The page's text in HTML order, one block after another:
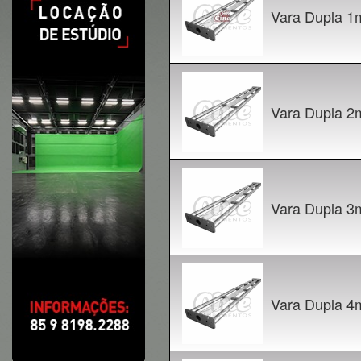
Vara Dupla
Vara Dupla
Vara Dupla
Vara Dupla